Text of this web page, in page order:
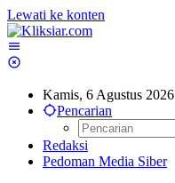
Lewati ke konten
Kamis, 6 Agustus 2026
Pencarian
Redaksi
Pedoman Media Siber